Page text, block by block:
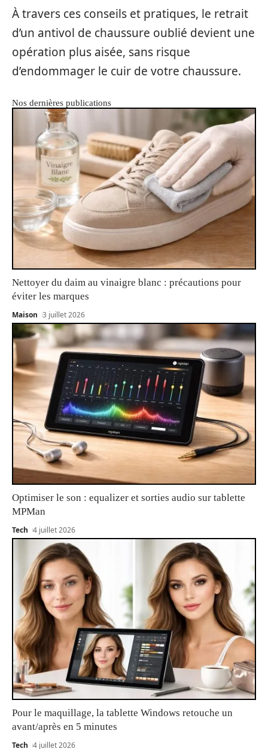
À travers ces conseils et pratiques, le retrait
d’un antivol de chaussure oublié devient une
opération plus aisée, sans risque
d’endommager le cuir de votre chaussure.
Nos dernières publications
Nettoyer du daim au vinaigre blanc : précautions pour
éviter les marques
Maison 3 juillet 2026
Optimiser le son : equalizer et sorties audio sur tablette
MPMan
Tech 4 juillet 2026
Pour le maquillage, la tablette Windows retouche un
avant/après en 5 minutes
Tech 4 juillet 2026